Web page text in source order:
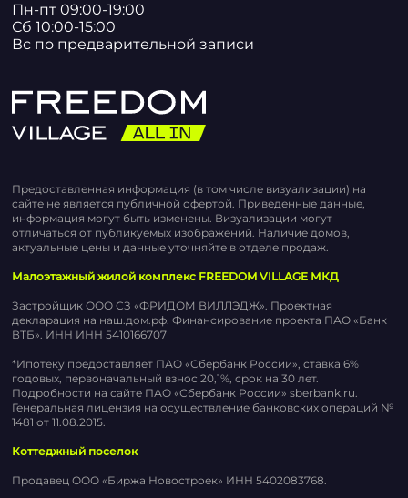
Пн-пт 09:00-19:00
Сб 10:00-15:00
Вс по предварительной записи
Предоставленная информация (в том числе визуализации) на
сайте не является публичной офертой. Приведенные данные,
информация могут быть изменены. Визуализации могут
отличаться от публикуемых изображений. Наличие домов,
актуальные цены и данные уточняйте в отделе продаж.
Малоэтажный жилой комплекс FREEDOM VILLAGE МКД
Застройщик ООО СЗ «ФРИДОМ ВИЛЛЭДЖ». Проектная
декларация на наш.дом.рф. Финансирование проекта ПАО «Банк
ВТБ». ИНН ИНН 5410166707
*Ипотеку предоставляет ПАО «Сбербанк России», ставка 6%
годовых, первоначальный взнос 20,1%, срок на 30 лет.
Подробности на сайте ПАО «Сбербанк России» sberbank.ru.
Генеральная лицензия на осуществление банковских операций №
1481 от 11.08.2015.
Коттеджный поселок
Продавец ООО «Биржа Новостроек» ИНН 5402083768.